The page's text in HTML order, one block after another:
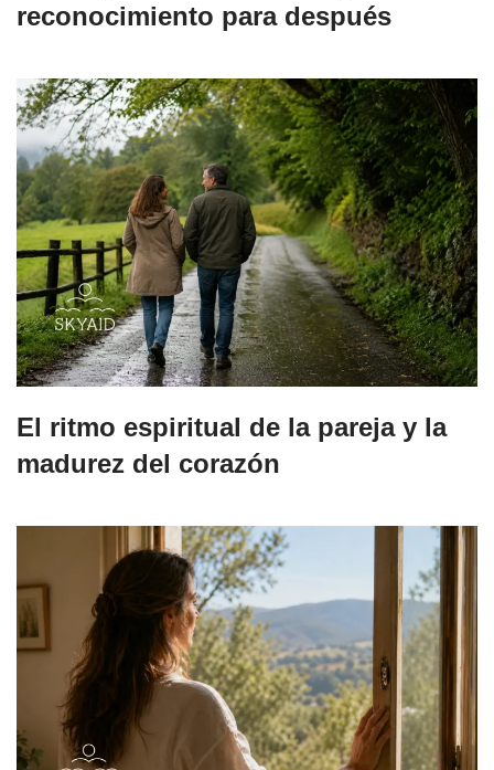
reconocimiento para después
El ritmo espiritual de la pareja y la
madurez del corazón